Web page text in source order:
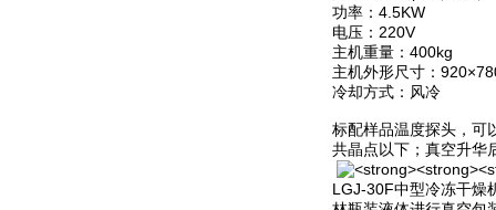
功率：4.5KW
电压：220V
主机重量：400kg
主机外形尺寸：
冷却方式：风冷
标配样品温度探头，可
共晶点以下；真空升华
LGJ-30F中型冷冻干燥